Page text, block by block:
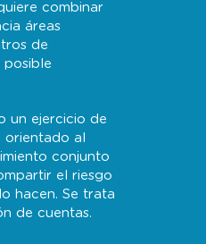
combinar
áreas
de
posible
un ejercicio de
orientado al
conjunto
el riesgo
hacen. Se trata
de cuentas.